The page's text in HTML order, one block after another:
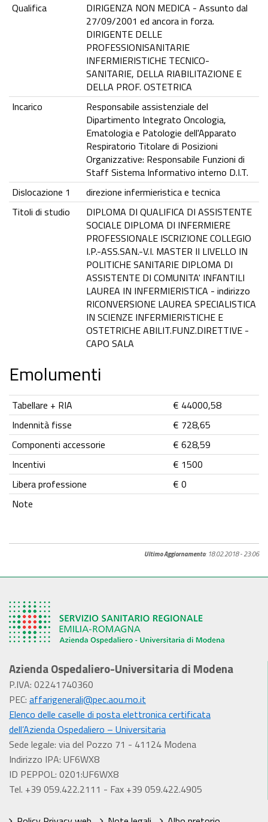
Qualifica
DIRIGENZA NON MEDICA - Assunto dal
27/09/2001 ed ancora in forza.
DIRIGENTE DELLE
PROFESSIONISANITARIE
INFERMIERISTICHE TECNICO-
SANITARIE, DELLA RIABILITAZIONE E
DELLA PROF. OSTETRICA
Incarico
Responsabile assistenziale del
Dipartimento Integrato Oncologia,
Ematologia e Patologie dell'Apparato
Respiratorio Titolare di Posizioni
Organizzative: Responsabile Funzioni di
Staff Sistema Informativo interno D.I.T.
Dislocazione 1
direzione infermieristica e tecnica
Titoli di studio
DIPLOMA DI QUALIFICA DI ASSISTENTE
SOCIALE DIPLOMA DI INFERMIERE
PROFESSIONALE ISCRIZIONE COLLEGIO
I.P.-ASS.SAN.-V.I. MASTER II LIVELLO IN
POLITICHE SANITARIE DIPLOMA DI
ASSISTENTE DI COMUNITA' INFANTILI
LAUREA IN INFERMIERISTICA - indirizzo
RICONVERSIONE LAUREA SPECIALISTICA
IN SCIENZE INFERMIERISTICHE E
OSTETRICHE ABILIT.FUNZ.DIRETTIVE -
CAPO SALA
Emolumenti
Tabellare + RIA
€ 44000,58
Indennità fisse
€ 728,65
Componenti accessorie
€ 628,59
Incentivi
€ 1500
Libera professione
€ 0
Note
Ultimo Aggiornamento: 18.02.2018 - 23:06
Azienda Ospedaliero-Universitaria di Modena
P.IVA: 02241740360
PEC: affarigenerali@pec.aou.mo.it
Elenco delle caselle di posta elettronica certificata
dell’Azienda Ospedaliero – Universitaria
Sede legale: via del Pozzo 71 - 41124 Modena
Indirizzo IPA: UF6WX8
ID PEPPOL: 0201:UF6WX8
Tel. +39 059.422.2111 - Fax +39 059.422.4905